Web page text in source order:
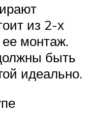
из 2-х
ее монтаж.
быть
идеально.